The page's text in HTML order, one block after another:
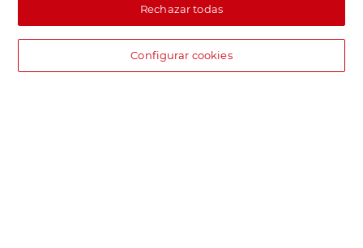
Rechazar todas
Configurar cookies